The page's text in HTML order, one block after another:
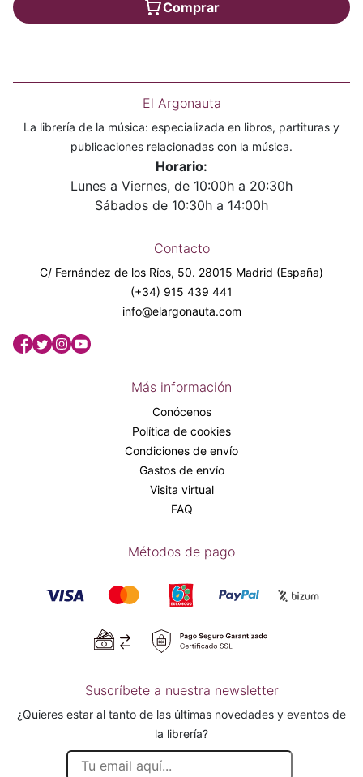
Comprar
El Argonauta
La librería de la música: especializada en libros, partituras y
publicaciones relacionadas con la música.
Horario:
Lunes a Viernes, de 10:00h a 20:30h
Sábados de 10:30h a 14:00h
Contacto
C/ Fernández de los Ríos, 50. 28015 Madrid (España)
(+34) 915 439 441
info@elargonauta.com
Más información
Conócenos
Política de cookies
Condiciones de envío
Gastos de envío
Visita virtual
FAQ
Métodos de pago
Suscríbete a nuestra newsletter
¿Quieres estar al tanto de las últimas novedades y eventos de
la librería?